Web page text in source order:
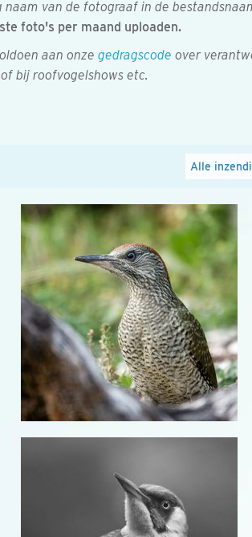
naam van de fotograaf in de
foto's per maand uploaden.
aan onze gedragscode over
bij roofvogelshows etc.
Foto's